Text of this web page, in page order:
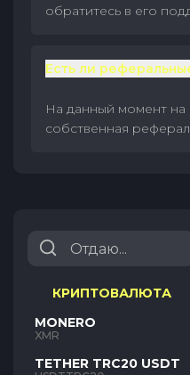
обратитесь в его
Есть ли
На данный момент на
собственная
КРИПТОВАЛЮТА
MONERO
XMR
TETHER TRC20 USDT